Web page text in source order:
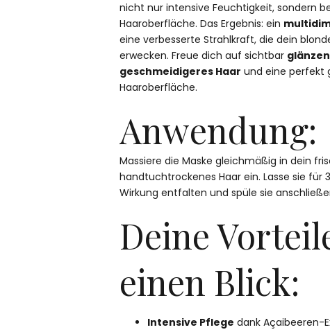
nicht nur intensive Feuchtigkeit, sondern
Haaroberfläche. Das Ergebnis: ein
eine verbesserte Strahlkraft, die dein
erwecken. Freue dich auf sichtbar
geschmeidigeres Haar und eine perfekt
Haaroberfläche.
Anwendung:
Massiere die Maske gleichmäßig in dein
handtuchtrockenes Haar ein. Lasse sie für
Wirkung entfalten und spüle sie
Deine
einen Blick:
Intensive Pflege dank Açaibeeren-